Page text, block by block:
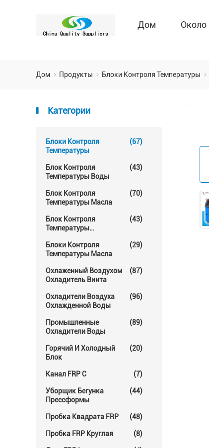
Дом Около
Дом Продукты Блоки Контроля Температуры
Категории
Блоки Контроля
Температуры
(67)
Блок Контроля
Температуры Воды
(43)
Блок Контроля
Температуры Масла
(70)
Блок Контроля
Температуры
(43)
Блоки Контроля
Температуры Масла
(29)
Охлаженный Воздухом
Охладитель Винта
(87)
Охладители Воздуха
Охлажденной Воды
(96)
Промышленные
Охладители Воды
(89)
Горячий И Холодный
Блок
(20)
Канал FRP C (7)
Уборщик Бегунка
Прессформы
(44)
Пробка Квадрата FRP (48)
Пробка FRP Круглая (8)